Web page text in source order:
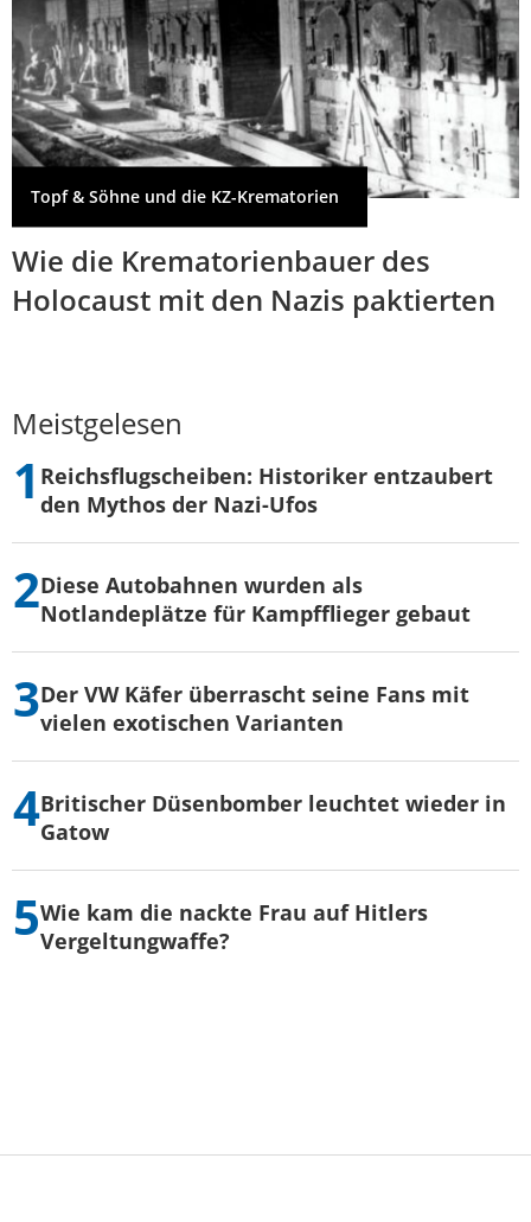
Topf & Söhne und die KZ-Krematorien
Wie die Krematorienbauer des
Holocaust mit den Nazis paktierten
Meistgelesen
Reichsflugscheiben: Historiker entzaubert
den Mythos der Nazi-Ufos
Diese Autobahnen wurden als
Notlandeplätze für Kampfflieger gebaut
Der VW Käfer überrascht seine Fans mit
vielen exotischen Varianten
Britischer Düsenbomber leuchtet wieder in
Gatow
Wie kam die nackte Frau auf Hitlers
Vergeltungwaffe?